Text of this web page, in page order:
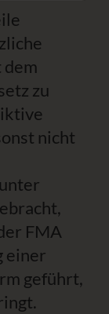
zu
nicht
FMA
einer
geführt,